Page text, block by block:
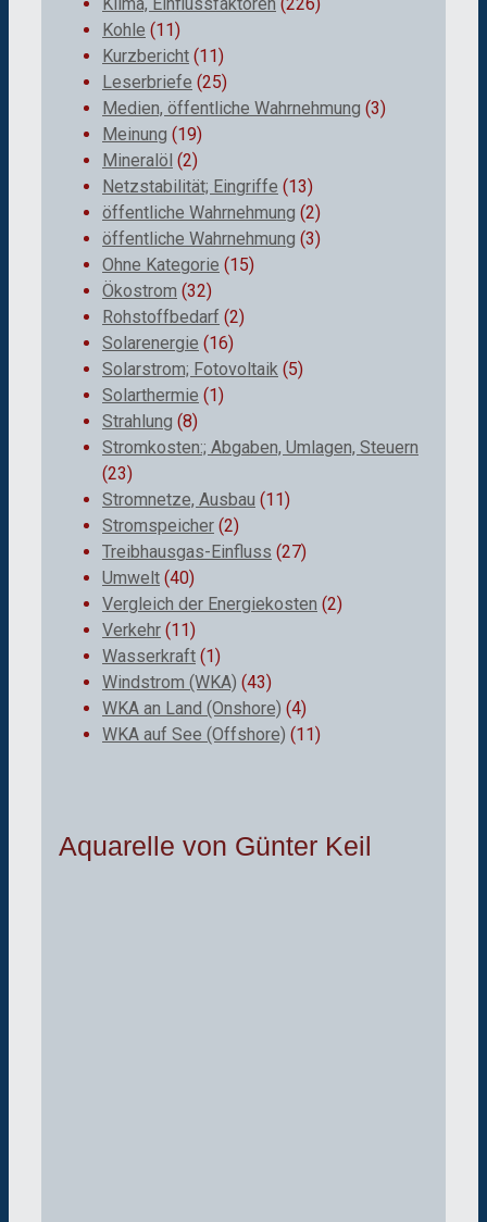
Kohle (11)
Kurzbericht (11)
Leserbriefe (25)
Medien, öffentliche Wahrnehmung (3)
Meinung (19)
Mineralöl (2)
Netzstabilität; Eingriffe (13)
öffentliche Wahrnehmung (2)
öffentliche Wahrnehmung (3)
Ohne Kategorie (15)
Ökostrom (32)
Rohstoffbedarf (2)
Solarenergie (16)
Solarstrom; Fotovoltaik (5)
Solarthermie (1)
Strahlung (8)
Stromkosten:; Abgaben, Umlagen, Steuern
(23)
Stromnetze, Ausbau (11)
Stromspeicher (2)
Treibhausgas-Einfluss (27)
Umwelt (40)
Vergleich der Energiekosten (2)
Verkehr (11)
Wasserkraft (1)
Windstrom (WKA) (43)
WKA an Land (Onshore) (4)
WKA auf See (Offshore) (11)
Aquarelle von Günter Keil